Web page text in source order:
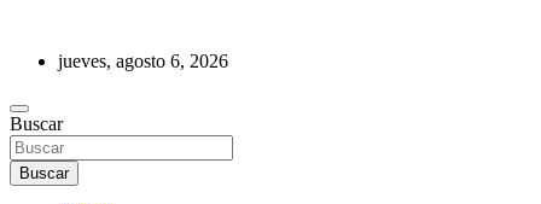
contenidojueves, agosto 6, 2026
REVISTA DE PRENSA
Buscar
Buscar